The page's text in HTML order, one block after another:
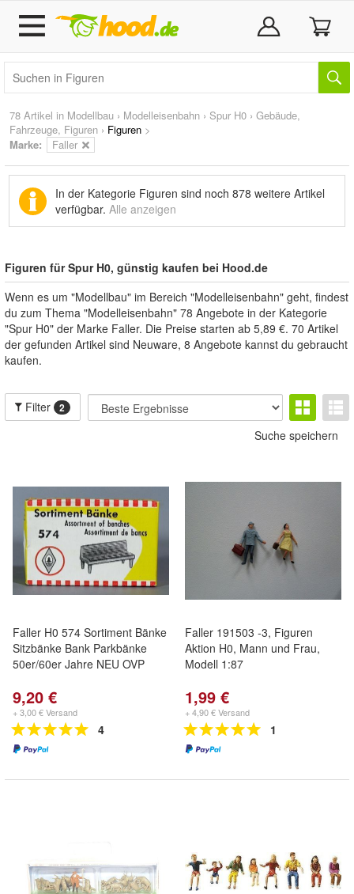
78 Artikel in Modellbau › Modelleisenbahn › Spur H0 › Gebäude,
Fahrzeuge, Figuren › Figuren >
Marke: Faller
In der Kategorie Figuren sind noch 878 weitere Artikel
verfügbar. Alle anzeigen
Figuren für Spur H0, günstig kaufen bei Hood.de
Wenn es um "Modellbau" im Bereich "Modelleisenbahn" geht, findest
du zum Thema "Modelleisenbahn" 78 Angebote in der Kategorie
"Spur H0" der Marke Faller. Die Preise starten ab 5,89 €. 70 Artikel
der gefunden Artikel sind Neuware, 8 Angebote kannst du gebraucht
kaufen.
Filter 2
Suche speichern
Faller H0 574 Sortiment Bänke
Sitzbänke Bank Parkbänke
50er/60er Jahre NEU OVP
9,20 €
+ 3,00 € Versand
4
Faller 191503 -3, Figuren
Aktion H0, Mann und Frau,
Modell 1:87
1,99 €
+ 4,90 € Versand
1